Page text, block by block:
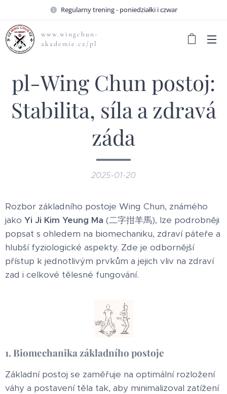
Regularny trening - poniedziałki i czwar
www.wingchun-
akademie.cz/pl
pl-Wing Chun postoj:
Stabilita, síla a zdravá
záda
2025-01-20
Rozbor základního postoje Wing Chun, známého
jako Yi Ji Kim Yeung Ma (二字拑羊馬), lze podrobněji
popsat s ohledem na biomechaniku, zdraví páteře a
hlubší fyziologické aspekty. Zde je odbornější
přístup k jednotlivým prvkům a jejich vliv na zdraví
zad i celkové tělesné fungování.
1. Biomechanika základního postoje
Základní postoj se zaměřuje na optimální rozložení
váhy a postavení těla tak, aby minimalizoval zatížení